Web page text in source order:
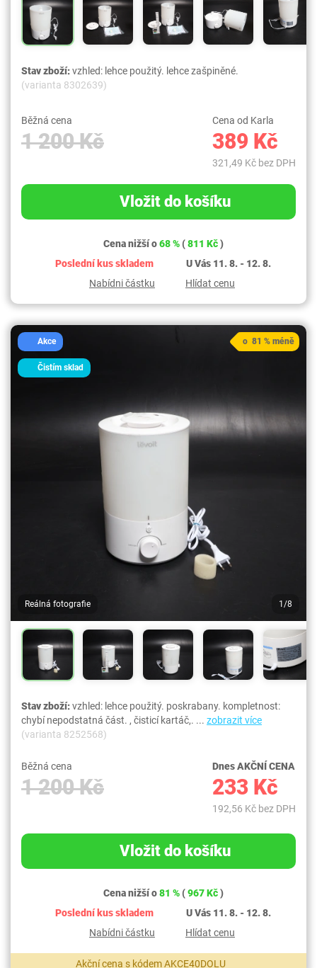
Stav zboží:vzhled: lehce použitý. lehce zašpiněné.
(varianta 8302639)
Běžná cena
1 200 Kč
Cena od Karla
389 Kč
321,49 Kč bez DPH
Vložit do košíku
Cena nižší o68 %(811 Kč)
Poslední kus skladem
U Vás 11. 8. - 12. 8.
Nabídni částku
Hlídat cenu
Akce
Čistím sklad
Reálná fotografie 1/8
o 81 % méně
Stav zboží:vzhled: lehce použitý. poskrabany. kompletnost:
chybí nepodstatná část. , čisticí kartáč,. ... zobrazit více
(varianta 8252568)
Běžná cena
1 200 Kč
Dnes AKČNÍ CENA
233 Kč
192,56 Kč bez DPH
Vložit do košíku
Cena nižší o81 %(967 Kč)
Poslední kus skladem
U Vás 11. 8. - 12. 8.
Nabídni částku
Hlídat cenu
Akční cena s kódem AKCE40DOLU